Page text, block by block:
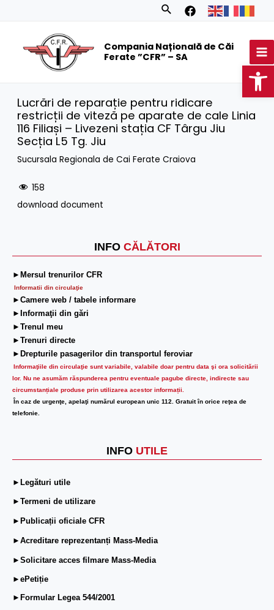
Search
Compania Națională de Căi
Ferate ”CFR” – SA
INFO CĂLĂTORI
►Mersul trenurilor CFR
Informatii din circulaţie
►Camere web / tabele informare
►Informaţii din gări
►Trenul meu
►Trenuri directe
►Drepturile pasagerilor din transportul feroviar
Informaţiile din circulaţie sunt variabile, valabile doar pentru data şi ora solicitării
lor. Nu ne asumăm răspunderea pentru eventuale pagube directe, indirecte sau
circumstanțiale produse prin utilizarea acestor informații.
În caz de urgenţe, apelaţi numărul european unic 112. Gratuit în orice reţea de
telefonie.
INFO UTILE
►Legături utile
►Termeni de utilizare
►Publicații oficiale CFR
►Acreditare reprezentanți Mass-Media
►Solicitare acces filmare Mass-Media
►ePetiție
►Formular Legea 544/2001
Lucrări de reparație pentru ridicare
restricții de viteză pe aparate de cale Linia
116 Filiași – Livezeni stația CF Târgu Jiu
Secția L5 Tg. Jiu
Sucursala Regionala de Cai Ferate Craiova
158
download document